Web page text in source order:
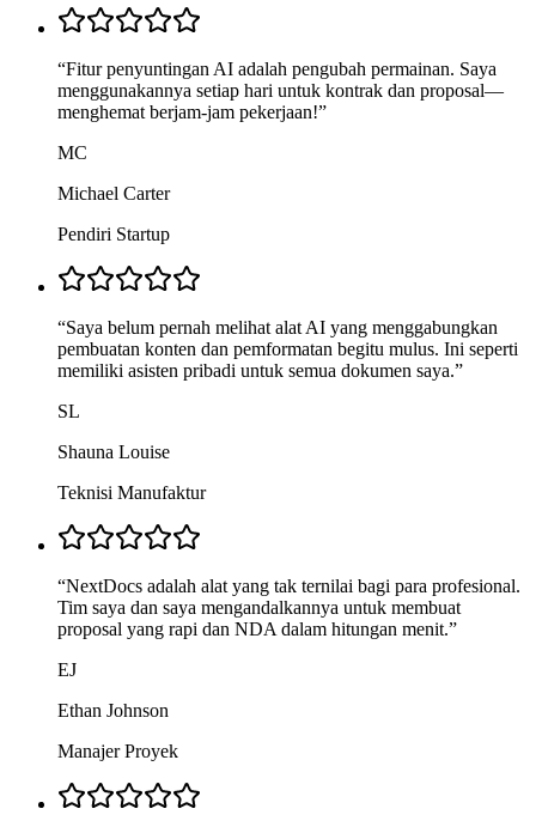
“Fitur penyuntingan AI adalah pengubah permainan. Saya
menggunakannya setiap hari untuk kontrak dan proposal—
menghemat berjam-jam pekerjaan!”
MC
Michael Carter
Pendiri Startup
“Saya belum pernah melihat alat AI yang menggabungkan
pembuatan konten dan pemformatan begitu mulus. Ini seperti
memiliki asisten pribadi untuk semua dokumen saya.”
SL
Shauna Louise
Teknisi Manufaktur
“NextDocs adalah alat yang tak ternilai bagi para profesional.
Tim saya dan saya mengandalkannya untuk membuat
proposal yang rapi dan NDA dalam hitungan menit.”
EJ
Ethan Johnson
Manajer Proyek